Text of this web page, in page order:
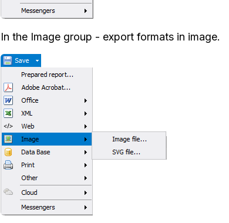
In the Image group - export formats in image.